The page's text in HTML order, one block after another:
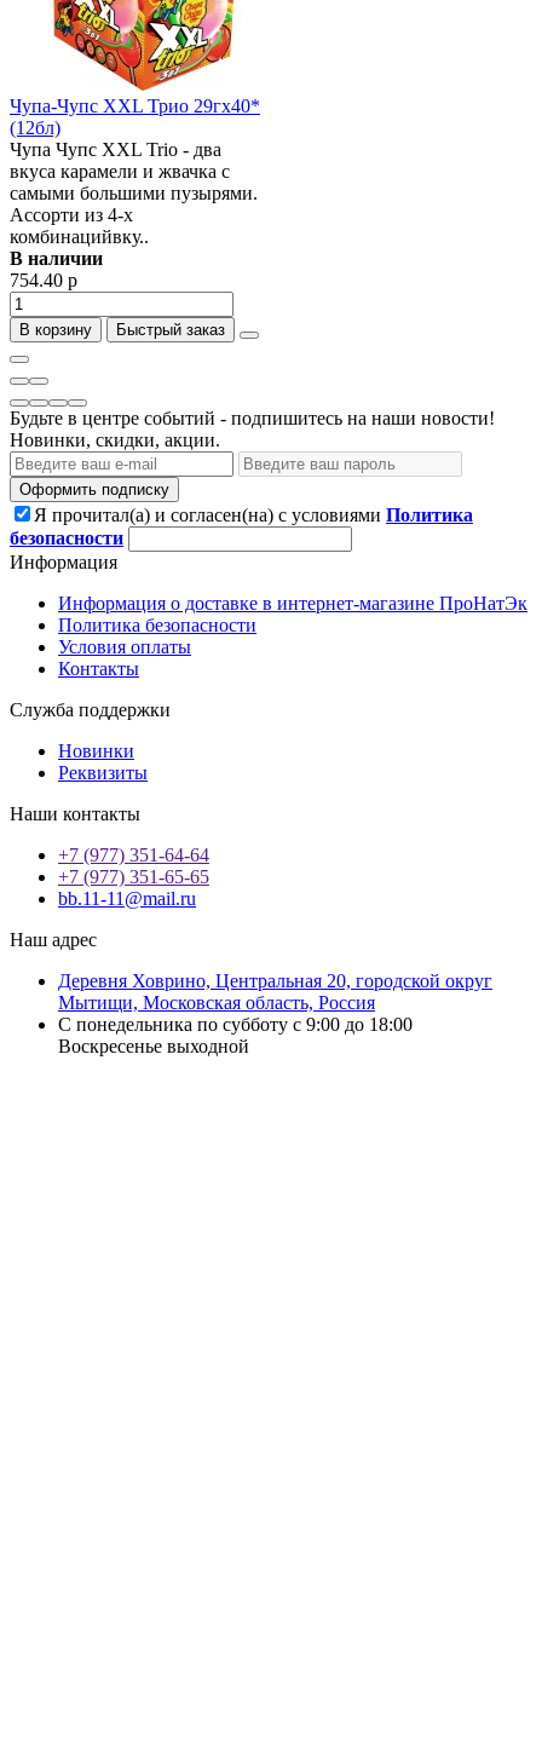
Чупа-Чупс ХХL Трио 29гх40*
(12бл)
Чупа Чупс XXL Trio - два
вкуса карамели и жвачка с
самыми большими пузырями.
Ассорти из 4-х
комбинацийвку..
В наличии
754.40 р
В корзину Быстрый заказ
Будьте в центре событий - подпишитесь на наши новости!
Новинки, скидки, акции.
Оформить подписку
Я прочитал(а) и согласен(на) с условиями Политика
безопасности
Информация
Информация о доставке в интернет-магазине ПроНатЭк
Политика безопасности
Условия оплаты
Контакты
Служба поддержки
Новинки
Реквизиты
Наши контакты
+7 (977) 351-64-64
+7 (977) 351-65-65
bb.11-11@mail.ru
Наш адрес
Деревня Ховрино, Центральная 20, городской округ
Мытищи, Московская область, Россия
С понедельника по субботу с 9:00 до 18:00
Воскресенье выходной